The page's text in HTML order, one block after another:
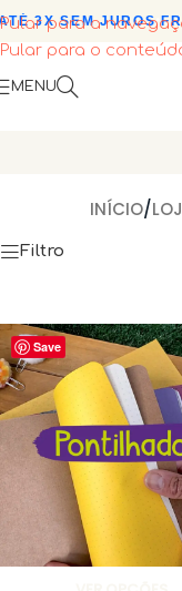
Pular para a
Pular para o
3X SEM JUROS•
MENU
INÍCIO/
Filtro
Save